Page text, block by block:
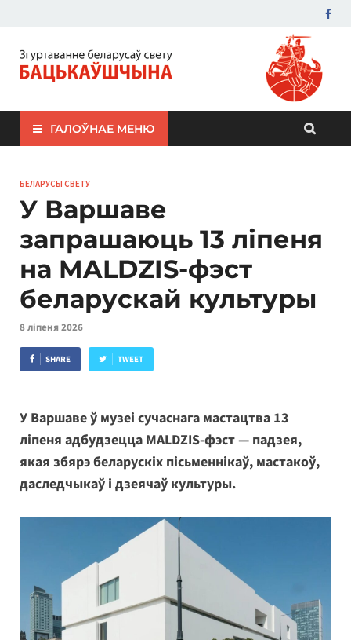
ЗБС "Бацькаўшчына"
ГАЛОЎНАЕ МЕНЮ
БЕЛАРУСЫ СВЕТУ
У Варшаве
запрашаюць 13 ліпеня
на MALDZIS-фэст
беларускай культуры
8 ліпеня 2026
SHARE TWEET
У Варшаве ў музеі сучаснага мастацтва 13
ліпеня адбудзецца MALDZIS-фэст — падзея,
якая збярэ беларускіх пісьменнікаў, мастакоў,
даследчыкаў і дзеячаў культуры.